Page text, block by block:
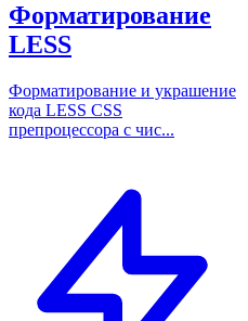
Форматирование
LESS
Форматирование и украшение
кода LESS CSS
препроцессора с чис...